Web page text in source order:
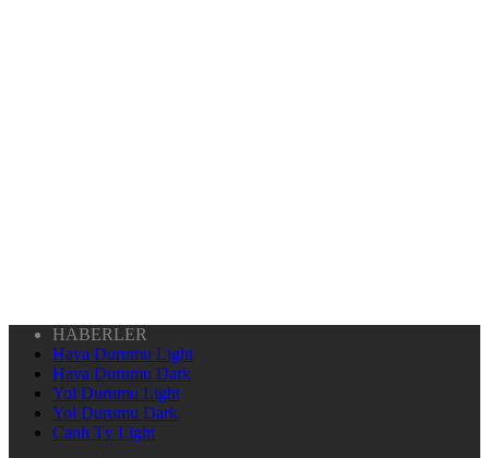
HABERLER
Hava Durumu Light
Hava Durumu Dark
Yol Durumu Light
Yol Durumu Dark
Canlı Tv Light